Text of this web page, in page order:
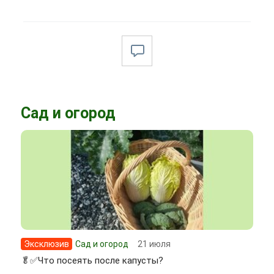
Сад и огород
Эксклюзив Сад и огород 21 июля
🥬✅Что посеять после капусты?